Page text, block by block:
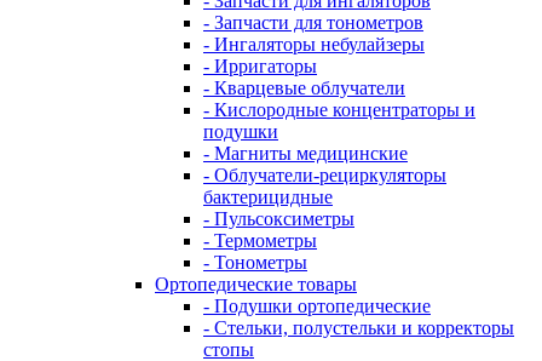
- Запчасти для тонометров
- Ингаляторы небулайзеры
- Ирригаторы
- Кварцевые облучатели
- Кислородные концентраторы и
подушки
- Магниты медицинские
- Облучатели-рециркуляторы
бактерицидные
- Пульсоксиметры
- Термометры
- Тонометры
Ортопедические товары
- Подушки ортопедические
- Стельки, полустельки и корректоры
стопы